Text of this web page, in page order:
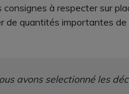
à respecter sur
de quantités importantes
avons selectionné les